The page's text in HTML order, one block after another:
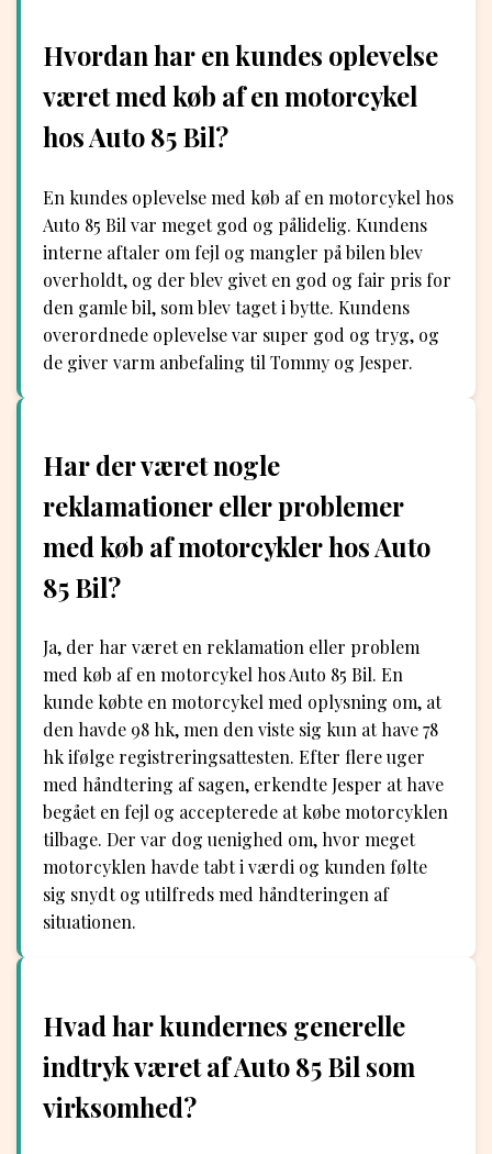
Hvordan har en kundes oplevelse
været med køb af en motorcykel
hos Auto 85 Bil?
En kundes oplevelse med køb af en motorcykel hos
Auto 85 Bil var meget god og pålidelig. Kundens
interne aftaler om fejl og mangler på bilen blev
overholdt, og der blev givet en god og fair pris for
den gamle bil, som blev taget i bytte. Kundens
overordnede oplevelse var super god og tryg, og
de giver varm anbefaling til Tommy og Jesper.
Har der været nogle
reklamationer eller problemer
med køb af motorcykler hos Auto
85 Bil?
Ja, der har været en reklamation eller problem
med køb af en motorcykel hos Auto 85 Bil. En
kunde købte en motorcykel med oplysning om, at
den havde 98 hk, men den viste sig kun at have 78
hk ifølge registreringsattesten. Efter flere uger
med håndtering af sagen, erkendte Jesper at have
begået en fejl og accepterede at købe motorcyklen
tilbage. Der var dog uenighed om, hvor meget
motorcyklen havde tabt i værdi og kunden følte
sig snydt og utilfreds med håndteringen af
situationen.
Hvad har kundernes generelle
indtryk været af Auto 85 Bil som
virksomhed?